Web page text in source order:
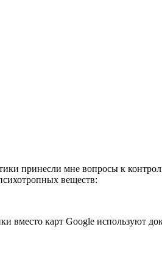
принесли мне вопросы к
веществ:
вместо карт Google используют